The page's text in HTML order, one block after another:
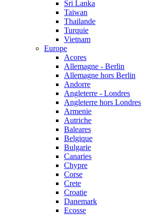
Sri Lanka
Taiwan
Thailande
Turquie
Vietnam
Europe
Acores
Allemagne - Berlin
Allemagne hors Berlin
Andorre
Angleterre - Londres
Angleterre hors Londres
Armenie
Autriche
Baleares
Belgique
Bulgarie
Canaries
Chypre
Corse
Crete
Croatie
Danemark
Ecosse